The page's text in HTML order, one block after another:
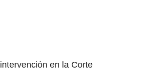
en la Corte